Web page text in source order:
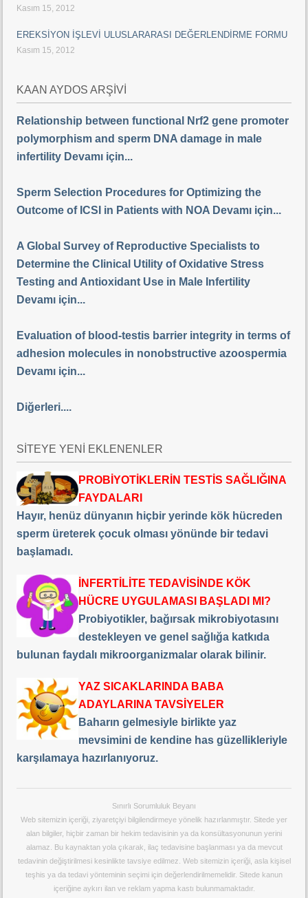
Kasım 15, 2012
EREKSİYON İŞLEVİ ULUSLARARASI DEĞERLENDİRME FORMU
Kasım 15, 2012
KAAN AYDOS ARŞİVİ
Relationship between functional Nrf2 gene promoter
polymorphism and sperm DNA damage in male
infertility Devamı için...
Sperm Selection Procedures for Optimizing the
Outcome of ICSI in Patients with NOA Devamı için...
A Global Survey of Reproductive Specialists to
Determine the Clinical Utility of Oxidative Stress
Testing and Antioxidant Use in Male Infertility
Devamı için...
Evaluation of blood-testis barrier integrity in terms of
adhesion molecules in nonobstructive azoospermia
Devamı için...
Diğerleri....
SİTEYE YENİ EKLENENLER
PROBİYOTİKLERİN TESTİS SAĞLIĞINA
FAYDALARI
Hayır, henüz dünyanın hiçbir yerinde kök hücreden
sperm üreterek çocuk olması yönünde bir tedavi
başlamadı.
İNFERTİLİTE TEDAVİSİNDE KÖK
HÜCRE UYGULAMASI BAŞLADI MI?
Probiyotikler, bağırsak mikrobiyotasını
destekleyen ve genel sağlığa katkıda
bulunan faydalı mikroorganizmalar olarak bilinir.
YAZ SICAKLARINDA BABA
ADAYLARINA TAVSİYELER
Baharın gelmesiyle birlikte yaz
mevsimini de kendine has güzellikleriyle
karşılamaya hazırlanıyoruz.
Sınırlı Sorumluluk Beyanı
Web sitemizin içeriği, ziyaretçiyi bilgilendirmeye yönelik hazırlanmıştır. Sitede yer
alan bilgiler, hiçbir zaman bir hekim tedavisinin ya da konsültasyonunun yerini
alamaz. Bu kaynaktan yola çıkarak, ilaç tedavisine başlanması ya da mevcut
tedavinin değiştirilmesi kesinlikte tavsiye edilmez. Web sitemizin içeriği, asla kişisel
teşhis ya da tedavi yönteminin seçimi için değerlendirilmemelidir. Sitede kanun
içeriğine aykırı ilan ve reklam yapma kastı bulunmamaktadır.